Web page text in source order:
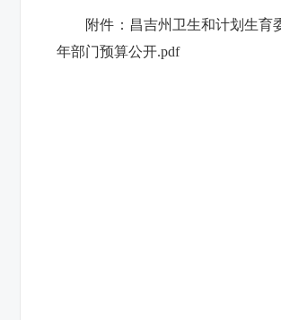
附件： 昌吉州卫生和计划生育
年部门预算公开.pdf